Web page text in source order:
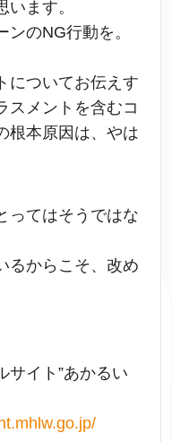
ます。
のNG行動を。
についてお伝えす
スメントを含むコ
根本原因は、やは
ってはそうではな
るからこそ、改め
イト”あかるい